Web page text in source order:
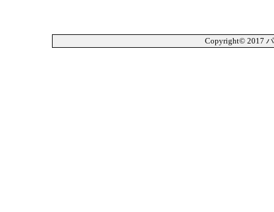
Copyright© 2017